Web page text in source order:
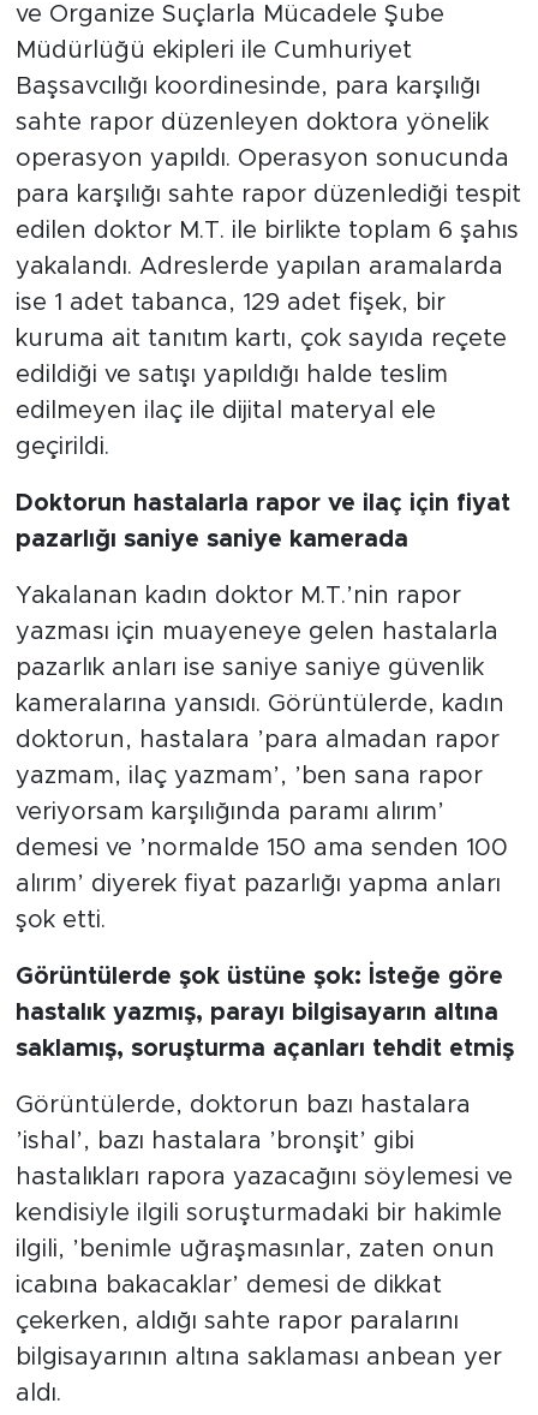
ve Organize Suçlarla Mücadele Şube
Müdürlüğü ekipleri ile Cumhuriyet
Başsavcılığı koordinesinde, para karşılığı
sahte rapor düzenleyen doktora yönelik
operasyon yapıldı. Operasyon sonucunda
para karşılığı sahte rapor düzenlediği tespit
edilen doktor M.T. ile birlikte toplam 6 şahıs
yakalandı. Adreslerde yapılan aramalarda
ise 1 adet tabanca, 129 adet fişek, bir
kuruma ait tanıtım kartı, çok sayıda reçete
edildiği ve satışı yapıldığı halde teslim
edilmeyen ilaç ile dijital materyal ele
geçirildi.
Doktorun hastalarla rapor ve ilaç için fiyat
pazarlığı saniye saniye kamerada
Yakalanan kadın doktor M.T.’nin rapor
yazması için muayeneye gelen hastalarla
pazarlık anları ise saniye saniye güvenlik
kameralarına yansıdı. Görüntülerde, kadın
doktorun, hastalara ’para almadan rapor
yazmam, ilaç yazmam’, ’ben sana rapor
veriyorsam karşılığında paramı alırım’
demesi ve ’normalde 150 ama senden 100
alırım’ diyerek fiyat pazarlığı yapma anları
şok etti.
Görüntülerde şok üstüne şok: İsteğe göre
hastalık yazmış, parayı bilgisayarın altına
saklamış, soruşturma açanları tehdit etmiş
Görüntülerde, doktorun bazı hastalara
’ishal’, bazı hastalara ’bronşit’ gibi
hastalıkları rapora yazacağını söylemesi ve
kendisiyle ilgili soruşturmadaki bir hakimle
ilgili, ’benimle uğraşmasınlar, zaten onun
icabına bakacaklar’ demesi de dikkat
çekerken, aldığı sahte rapor paralarını
bilgisayarının altına saklaması anbean yer
aldı.